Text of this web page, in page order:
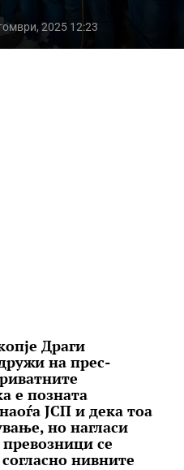
2025 12:23
Драги
на прес-
е позната
ЈСП и дека тоа
но нагласи
се
нивните